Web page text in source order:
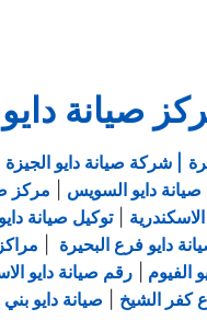
صيانة
| شركة صيانة دايو الجيزة
صيانة دايو السويس مركز
|توكيل صيانة
دايو فرع البحيرة
الفيوم |رقم صيانة دايو
كفر الشيخ
صيانة دايو